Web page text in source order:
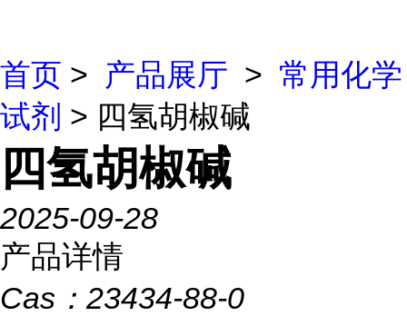
首页 > 产品展厅 > 常用化学
试剂 > 四氢胡椒碱
四氢胡椒碱
2025-09-28
产品详情
Cas： 23434-88-0